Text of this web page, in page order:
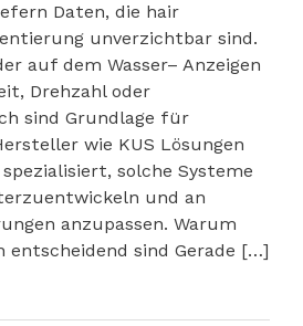
Daten, die hair
unverzichtbar sind.
auf dem Wasser– Anzeigen
Drehzahl oder
sind Grundlage für
wie KUS Lösungen
solche Systeme
und an
anzupassen. Warum
entscheidend sind Gerade […]